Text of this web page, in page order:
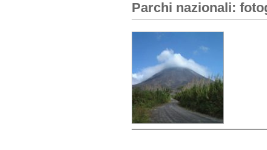
Parchi nazionali: